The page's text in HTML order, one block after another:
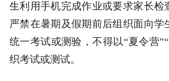
生利用手机完成作业或要求家长检
严禁在暑期及假期前后组织面向学
统一考试或测验，不得以“夏令营
织考试或测试。